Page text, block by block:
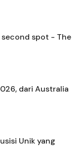
spot - The
dari Australia
Unik yang